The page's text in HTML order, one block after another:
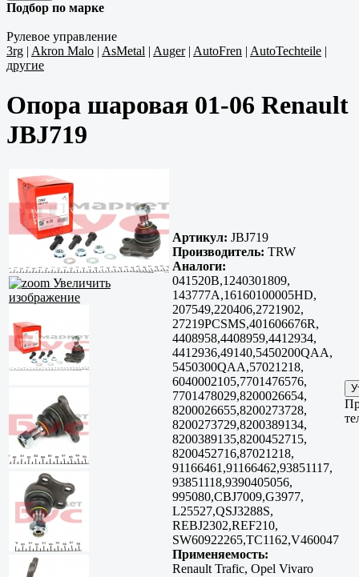
Подбор по марке
Рулевое управление
3rg | Akron Malo | AsMetal | Auger| AutoFren | AutoTechteile |
другие
Опора шаровая 01-06 Renault
JBJ719
Увеличить
изображение
Артикул: JBJ719
Производитель: TRW
Аналоги:
041520B,1240301809,
143777A,16160100005HD,
207549,220406,2721902,
27219PCSMS,401606676R,
4408958,4408959,4412934,
4412936,49140,5450200QAA,
5450300QAA,57021218,
6040002105,7701476576,
7701478029,8200026654,
8200026655,8200273728,
8200273729,8200389134,
8200389135,8200452715,
8200452716,87021218,
91166461,91166462,93851117,
93851118,9390405056,
995080,CBJ7009,G3977,
L25527,QSJ3288S,
REBJ2302,REF210,
SW60922265,TC1162,V460047
Применяемость:
Renault Trafic, Opel Vivaro